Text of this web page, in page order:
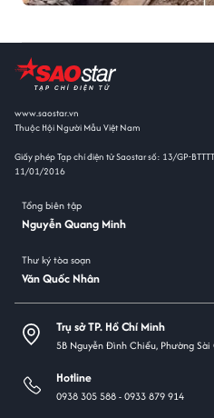
www.saostar.vn
Thuộc Hội Người Mẫu Việt Nam
Giấy phép Tạp chí điện tử Saostar số: 13/GP-
11/01/2016
Tổng biên tập
Nguyễn Quang Minh
Thư ký tòa soạn
Văn Quốc Nhân
Trụ sở TP. Hồ Chí Minh
5B Nguyễn Đình Chiểu, Phường Sài
Hotline
0938 305 588 -0933 879 914